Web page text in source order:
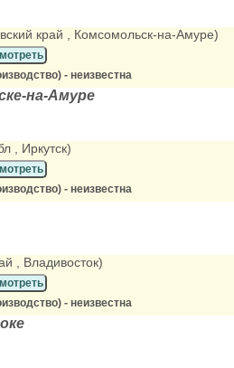
край , Комсомольск-на-Амуре)
- неизвестна
на-Амуре
, Иркутск)
- неизвестна
, Владивосток)
- неизвестна